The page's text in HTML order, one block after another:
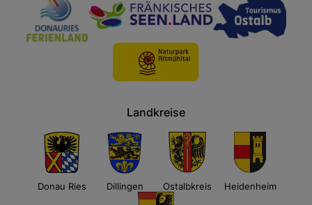
Landkreise
Donau Ries Dillingen Ostalbkreis Heidenheim